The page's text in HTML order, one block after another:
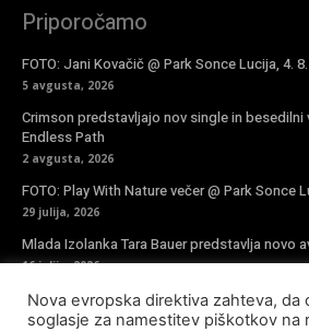
Priporočamo
FOTO: Jani Kovačič @ Park Sonce Lucija, 4.
5 avgusta, 2026
Crimson predstavljajo nov single in besedilni
Endless Path
2 avgusta, 2026
FOTO: Play With Nature večer @ Park Sonce
29 julija, 2026
Mlada Izolanka Tara Bauer predstavlja novo
16 julija, 2026
Vpiši se v novičke
Nova evropska direktiva zahteva, da
soglasje za namestitev piškotkov na